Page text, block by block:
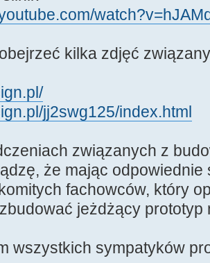
kilka zdjęć
jj2swg125/index.html
związanych z
że mając odpowiednie
fachowców, który
jeżdżący prototyp
wszystkich sympatyków